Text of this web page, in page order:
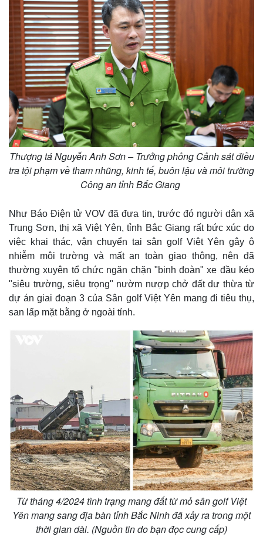
Quan sát
Cuộc sống đó đây
Hồ sơ
Video
Ảnh
E-Magazine
Infographic
Thượng tá Nguyễn Anh Sơn – Trưởng phỏng Cảnh sát điều
tra tội phạm về tham nhũng, kinh tế, buôn lậu và môi trường
Công an tỉnh Bắc Giang
Như Báo Điện tử VOV đã đưa tin, trước đó người dân xã
Trung Sơn, thị xã Việt Yên, tỉnh Bắc Giang rất bức xúc do
việc khai thác, vận chuyển tại sân golf Việt Yên gây ô
nhiễm môi trường và mất an toàn giao thông, nên đã
thường xuyên tổ chức ngăn chặn "binh đoàn" xe đầu kéo
"siêu trường, siêu trọng" nườm nượp chở đất dư thừa từ
dự án giai đoạn 3 của Sân golf Việt Yên mang đi tiêu thụ,
san lấp mặt bằng ở ngoài tỉnh.
Từ tháng 4/2024 tình trạng mang đất từ mỏ sân golf Việt
Yên mang sang địa bàn tỉnh Bắc Ninh đã xảy ra trong một
thời gian dài. (Nguồn tin do bạn đọc cung cấp)